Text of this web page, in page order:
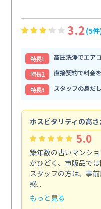
3.2 (5
特⻑1
高圧洗浄でエア
特⻑2
直接契約で料金
特⻑3
スタッフの身だ
ホスピタリティの高
5.0
築年数の古いマンシ
がひどく、市販品で
スタッフの方は、事
感...
もっと見る